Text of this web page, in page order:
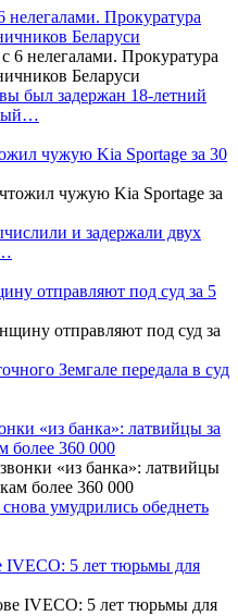
Прокуратура
Беларуси
был задержан 18-летний
чужую Kia Sportage за 30
и задержали двух
отправляют под суд за 5
Земгале передала в суд
«из банка»: латвийцы за
более 360 000
умудрились обеднеть
IVECO: 5 лет тюрьмы для